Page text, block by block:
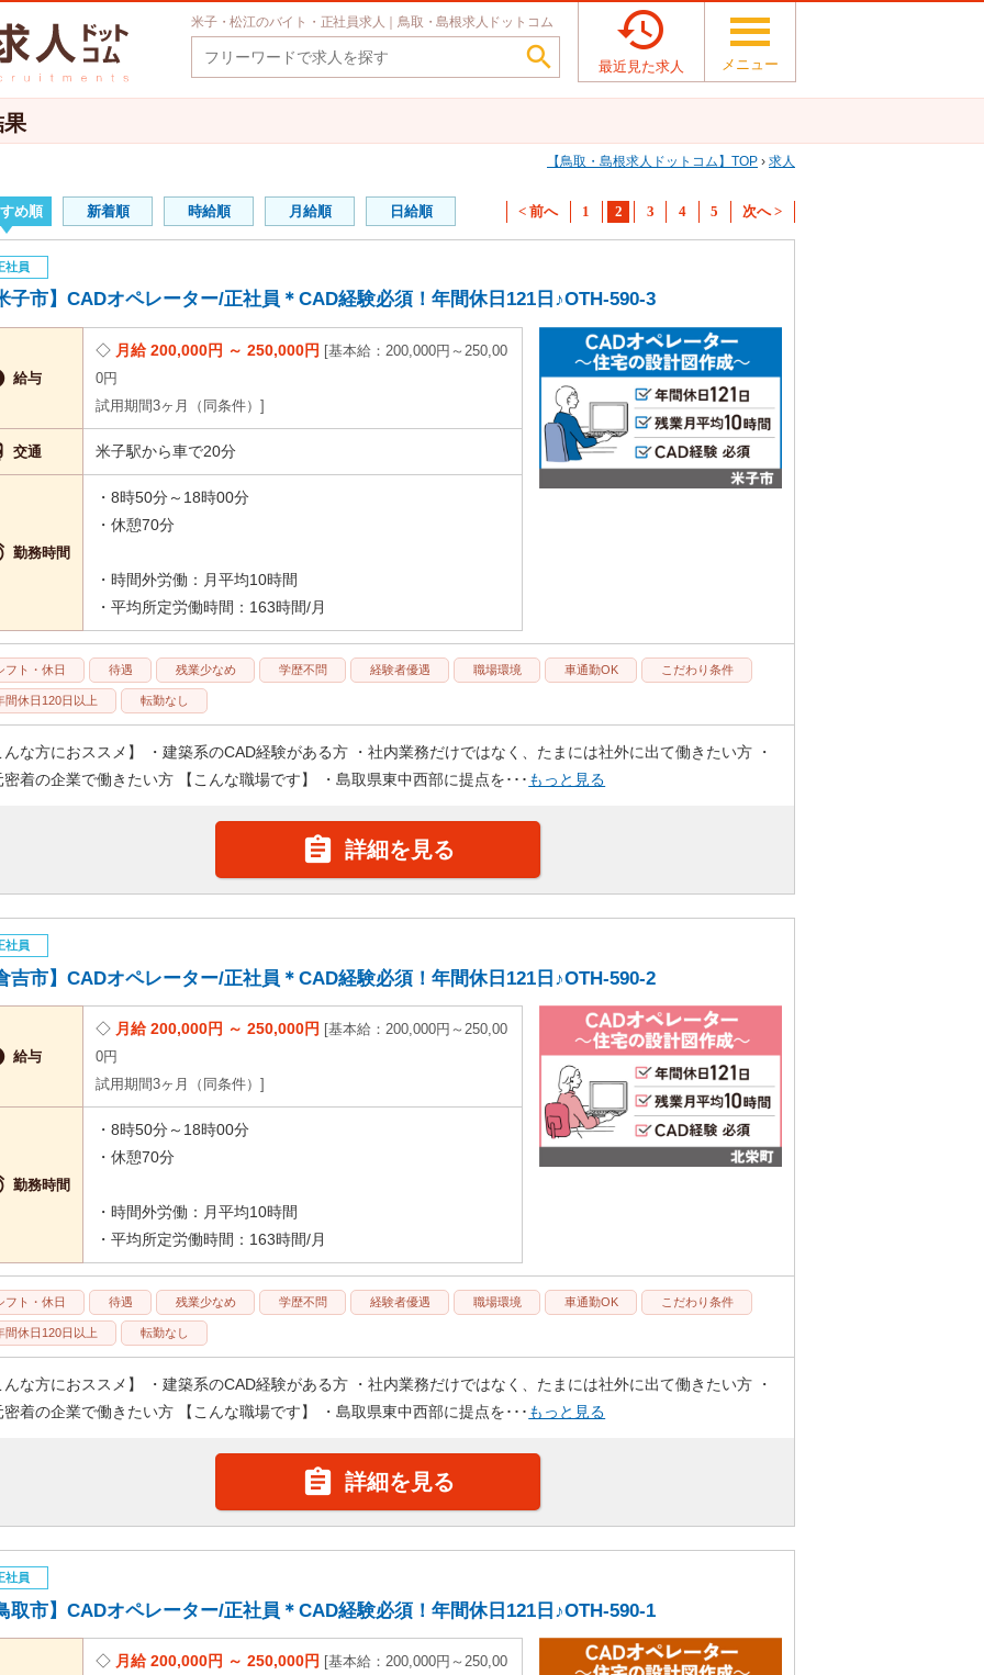
米子・松江のバイト・正社員求人｜鳥取・島根求人ドットコム


最近見た求人 メニュー
果
鳥取・島根求人ドットコム TOP › 求人
< 前へ 1 2 3 4 5 次へ >
め順 新着順 時給順 月給順 日給順
社員
子市】CADオペレーター/正社員＊CAD経験必須！年間休日121日♪OTH-590-3
給与
月給 200,000円 ～ 250,000円
基本給：200,000円～250,00
0円
試用期間3ヶ月（同条件）
交通 米子駅から車で20分
勤務時間
・8時50分～18時00分
・休憩70分
・時間外労働：月平均10時間
・平均所定労働時間：163時間/月
フト・休日 待遇 残業少なめ 学歴不問 経験者優遇 職場環境 車通勤OK こだわり条件
間休日120日以上 転勤なし
んな方におススメ】 ・建築系のCAD経験がある方 ・社内業務だけではなく、たまには社外に出て働きたい方 ・
密着の企業で働きたい方 【こんな職場です】 ・島取県東中西部に提点を･･･ もっと見る
 詳細を見る
社員
吉市】CADオペレーター/正社員＊CAD経験必須！年間休日121日♪OTH-590-2
給与
月給 200,000円 ～ 250,000円
基本給：200,000円～250,00
0円
試用期間3ヶ月（同条件）
勤務時間
・8時50分～18時00分
・休憩70分
・時間外労働：月平均10時間
・平均所定労働時間：163時間/月
フト・休日 待遇 残業少なめ 学歴不問 経験者優遇 職場環境 車通勤OK こだわり条件
間休日120日以上 転勤なし
んな方におススメ】 ・建築系のCAD経験がある方 ・社内業務だけではなく、たまには社外に出て働きたい方 ・
密着の企業で働きたい方 【こんな職場です】 ・島取県東中西部に提点を･･･ もっと見る
 詳細を見る
社員
取市】CADオペレーター/正社員＊CAD経験必須！年間休日121日♪OTH-590-1
月給 200,000円 ～ 250,000円
基本給：200,000円～250,00